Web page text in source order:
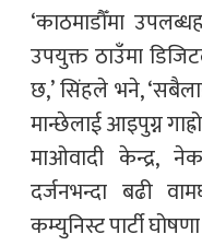
‘काठमाडौँमा
उपयुक्त ठाउँमा
छ,’ सिंहले भने,
मान्छेलाई आइपुग्न
माओवादी केन्द्र,
दर्जनभन्दा बढी
कम्युनिस्ट पार्टी